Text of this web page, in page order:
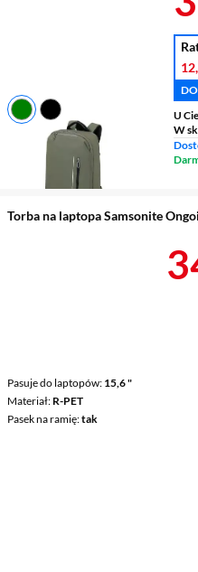
Pasuje do laptopów
Materiał
Pasek na ramię
U
W
Torba na laptopa Samsonite
Pasuje do laptopów 15,6 "
Materiał R-PET
Pasek na ramię tak